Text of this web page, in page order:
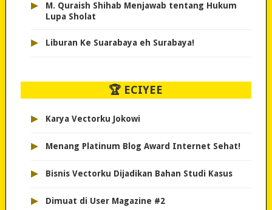
▸
M. Quraish Shihab Menjawab tentang Hukum
Lupa Sholat
▸ Liburan Ke Suarabaya eh Surabaya!
🏆 ECIYEE
▸ Karya Vectorku Jokowi
▸ Menang Platinum Blog Award Internet Sehat!
▸ Bisnis Vectorku Dijadikan Bahan Studi Kasus
▸ Dimuat di User Magazine #2